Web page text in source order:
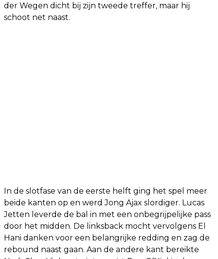
der Wegen dicht bij zijn tweede treffer, maar hij
schoot net naast.
In de slotfase van de eerste helft ging het spel meer
beide kanten op en werd Jong Ajax slordiger. Lucas
Jetten leverde de bal in met een onbegrijpelijke pass
door het midden. De linksback mocht vervolgens El
Hani danken voor een belangrijke redding en zag de
rebound naast gaan. Aan de andere kant bereikte